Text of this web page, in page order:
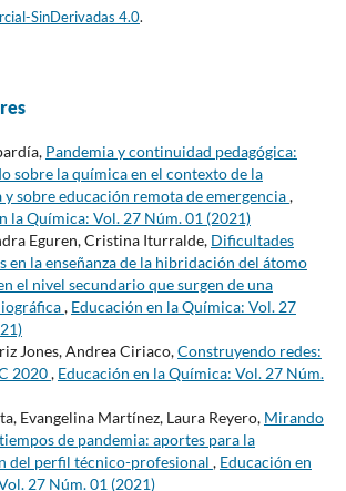
SinDerivadas 4.0.
Pandemia y continuidad pedagógica:
sobre la química en el contexto de la
sobre educación remota de emergencia,
la Química: Vol. 27 Núm. 01 (2021)
Eguren, Cristina Iturralde, Dificultades
en la enseñanza de la hibridación del átomo
el nivel secundario que surgen de una
, Educación en la Química: Vol. 27
Jones, Andrea Ciriaco,Construyendo redes:
2020, Educación en la Química: Vol. 27 Núm.
Evangelina Martínez, Laura Reyero, Mirando
de pandemia: aportes para la
del perfil técnico-profesional , Educación en
27 Núm. 01 (2021)